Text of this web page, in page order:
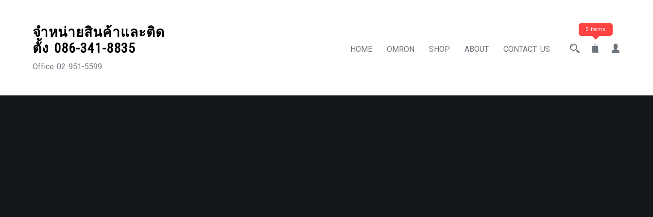
จำหน่ายสินค้าและติด
ตั้ง 086-341-8835
Office 02 951-5599
HOME OMRON SHOP ABOUT CONTACT US
0 items